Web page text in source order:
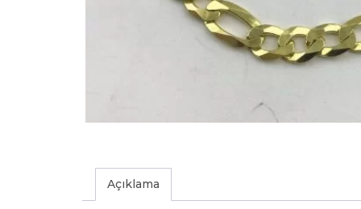
Açıklama